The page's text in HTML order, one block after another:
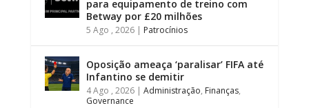
para equipamento de treino com
Betway por £20 milhões
5 Ago , 2026| Patrocínios
Oposição ameaça ‘paralisar’ FIFA até
Infantino se demitir
4 Ago , 2026| Administração, Finanças,
Governance